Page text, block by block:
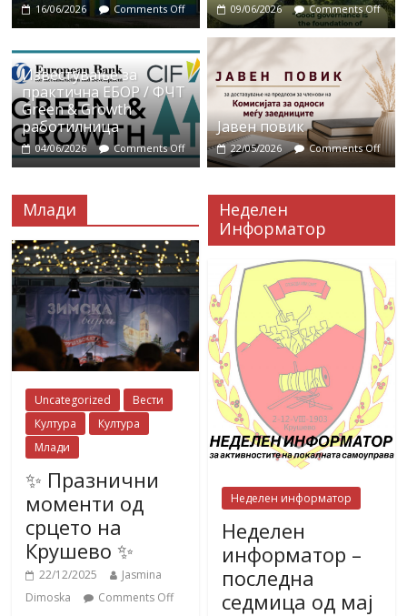
16/06/2026 Comments Off 09/06/2026 Comments Off
Известување за
практична ЕБОР / ФЧТ
Green & Growth
работилница
04/06/2026 Comments Off
Јавен повик
22/05/2026 Comments Off
Млади
Uncategorized
Вести
Култура
Култура
Млади
✨ Празнични
моменти од
срцето на
Крушево ✨
22/12/2025
Jasmina
Dimoska
Comments Off
Неделен
Информатор
Неделен информатор
Неделен
информатор –
последна
седмица од мај